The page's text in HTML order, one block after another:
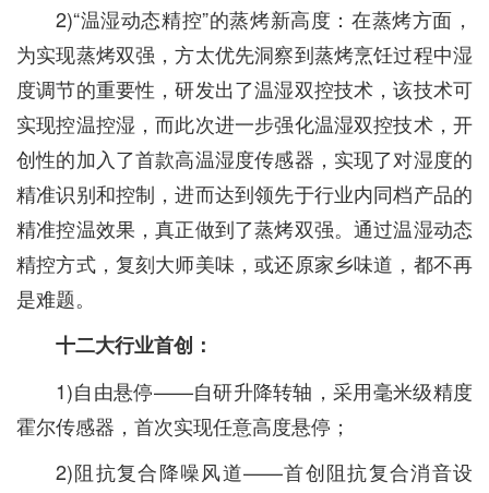
2)“温湿动态精控”的蒸烤新高度：在蒸烤方面，
为实现蒸烤双强，方太优先洞察到蒸烤烹饪过程中湿
度调节的重要性，研发出了温湿双控技术，该技术可
实现控温控湿，而此次进一步强化温湿双控技术，开
创性的加入了首款高温湿度传感器，实现了对湿度的
精准识别和控制，进而达到领先于行业内同档产品的
精准控温效果，真正做到了蒸烤双强。通过温湿动态
精控方式，复刻大师美味，或还原家乡味道，都不再
是难题。
十二大行业首创：
1)自由悬停——自研升降转轴，采用毫米级精度
霍尔传感器，首次实现任意高度悬停；
2)阻抗复合降噪风道——首创阻抗复合消音设